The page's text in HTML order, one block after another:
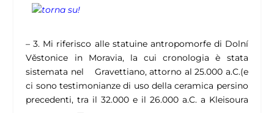
– 3. Mi riferisco alle statuine antropomorfe di Dolní
Věstonice in Moravia, la cui cronologia è stata
sistemata nel Gravettiano, attorno al 25.000 a.C.(e
ci sono testimonianze di uso della ceramica persino
precedenti, tra il 32.000 e il 26.000 a.C. a Kleisoura